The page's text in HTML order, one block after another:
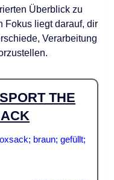
Überblick zu
Fokus liegt darauf, dir
Verarbeitung
THE